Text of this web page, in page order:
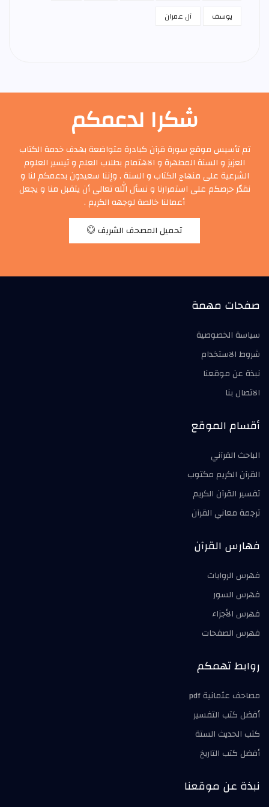
يوسف
آل عمران
شكرا لدعمكم
تم تأسيس موقع سورة قرآن كبادرة متواضعة بهدف خدمة الكتاب
العزيز و السنة المطهرة و الاهتمام بطلاب العلم و تيسير العلوم
الشرعية على منهاج الكتاب و السنة , وإننا سعيدون بدعمكم لنا و
نقدّر حرصكم على استمرارنا و نسأل الله تعالى أن يتقبل منا و يجعل
أعمالنا خالصة لوجهه الكريم .
تحميل المصحف الشريف
صفحات مهمة
سياسة الخصوصية
شروط الاستخدام
نبذة عن موقعنا
الاتصال بنا
أقسام الموقع
الباحث القرآني
القرآن الكريم مكتوب
تفسير القرآن الكريم
ترجمة معاني القرآن
فهارس القرآن
فهرس الروايات
فهرس السور
فهرس الأجزاء
فهرس الصفحات
روابط تهمكم
مصاحف عثمانية pdf
أفضل كتب التفسير
كتب الحديث الستة
أفضل كتب التاريخ
نبذة عن موقعنا